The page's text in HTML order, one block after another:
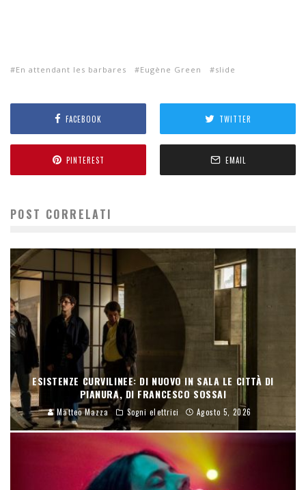
En attendant les barbares Eugène Green slide
FACEBOOK TWITTER
PINTEREST EMAIL
POST CORRELATI
ESISTENZE CURVILINEE: DI NUOVO IN SALA LE CITTÀ DI
PIANURA, DI FRANCESCO SOSSAI
Matteo Mazza Sogni elettrici Agosto 5, 2026